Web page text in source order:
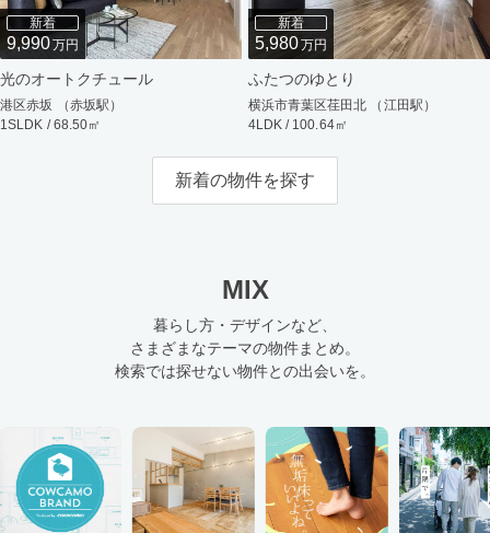
新着
9,990万円
光のオートクチュール
港区赤坂 （赤坂駅）
1SLDK / 68.50㎡
新着
5,980万円
ふたつのゆとり
横浜市青葉区荏田北 （江田駅）
4LDK / 100.64㎡
新着の物件を探す
MIX
暮らし方・デザインなど、
さまざまなテーマの物件まとめ。
検索では探せない物件との出会いを。